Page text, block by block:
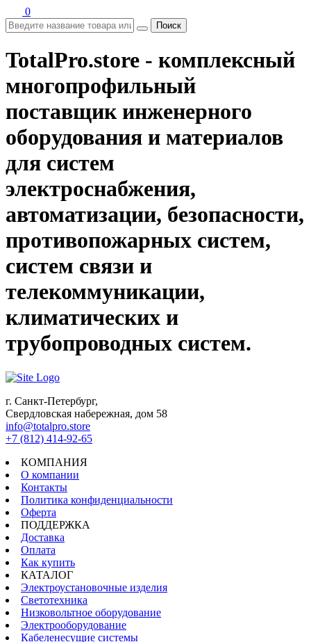
0
Поиск
TotalPro.store - комплексный
многопрофильный
поставщик инженерного
оборудования и материалов
для систем
электроснабжения,
автоматизации, безопасности,
противопожарных систем,
систем связи и
телекоммуникации,
климатических и
трубопроводных систем.
г. Санкт-Петербург,
Свердловская набережная, дом 58
info@totalpro.store
+7 (812) 414-92-65
КОМПАНИЯ
О компании
Контакты
Политика конфиденциальности
Оферта
ПОДДЕРЖКА
Доставка
Оплата
Как купить
КАТАЛОГ
Электроустановочные изделия
Светотехника
Низковольтное оборудование
Электрооборудование
Кабеленесущие системы